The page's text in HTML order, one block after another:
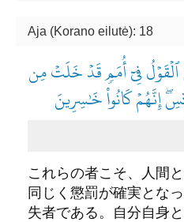
Aja (Korano eilutė): 18
فِيٓ أُمَمٖ قَدۡ خَلَتۡ مِن
إِنَّهُمۡ كَانُواْ خَٰسِرِينَ
これらの者こそ、人間
同じく懲罰が確実とな
失者である。自分自身